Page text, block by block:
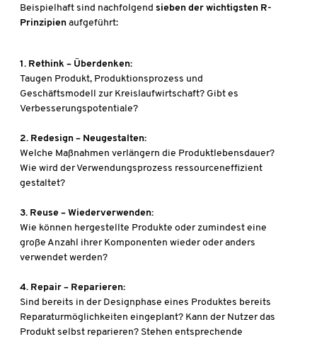
Beispielhaft sind nachfolgend sieben der wichtigsten R-
Prinzipien aufgeführt:
1. Rethink – Überdenken:
Taugen Produkt, Produktionsprozess und
Geschäftsmodell zur Kreislaufwirtschaft? Gibt es
Verbesserungspotentiale?
2. Redesign – Neugestalten:
Welche Maßnahmen verlängern die Produktlebensdauer?
Wie wird der Verwendungsprozess ressourceneffizient
gestaltet?
3. Reuse – Wiederverwenden:
Wie können hergestellte Produkte oder zumindest eine
große Anzahl ihrer Komponenten wieder oder anders
verwendet werden?
4. Repair – Reparieren:
Sind bereits in der Designphase eines Produktes bereits
Reparaturmöglichkeiten eingeplant? Kann der Nutzer das
Produkt selbst reparieren? Stehen entsprechende